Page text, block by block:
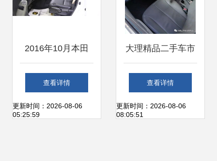
2016年10月本田
CR-V二手车，宝车
行推荐与青岛市场
查看详情
更新时间：2026-08-06
05:25:59
大理精品二手车市
集 品质车源汇聚，
静候您的来电选购
查看详情
更新时间：2026-08-06
08:05:51